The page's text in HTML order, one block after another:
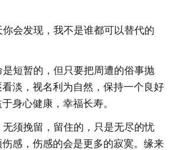
你会发现，我不是谁都可以替代的
是短暂的，但只要把周遭的俗事抛
淡，视名利为自然，保持一个良好
身心健康，幸福长寿。
无须挽留，留住的，只是无尽的忧
感，伤感的会是更多的寂寞。缘来